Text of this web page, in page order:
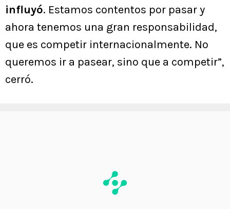
influyó. Estamos contentos por pasar y
ahora tenemos una gran responsabilidad,
que es competir internacionalmente. No
queremos ir a pasear, sino que a competir”,
cerró.